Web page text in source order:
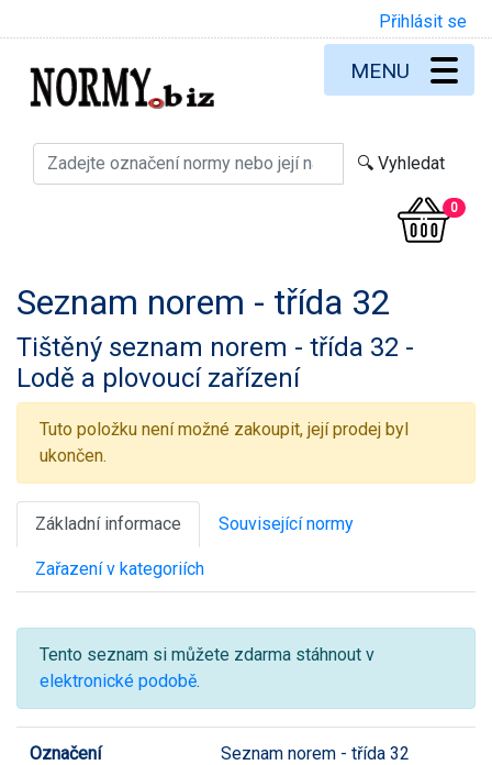
Přihlásit se
0
MENU
Seznam norem - třída 32
Tištěný seznam norem - třída 32 -
Lodě a plovoucí zařízení
Tuto položku není možné zakoupit, její prodej byl
ukončen.
Základní informace Související normy
Zařazení v kategoriích
Tento seznam si můžete zdarma stáhnout v
elektronické podobě.
Označení Seznam norem - třída 32